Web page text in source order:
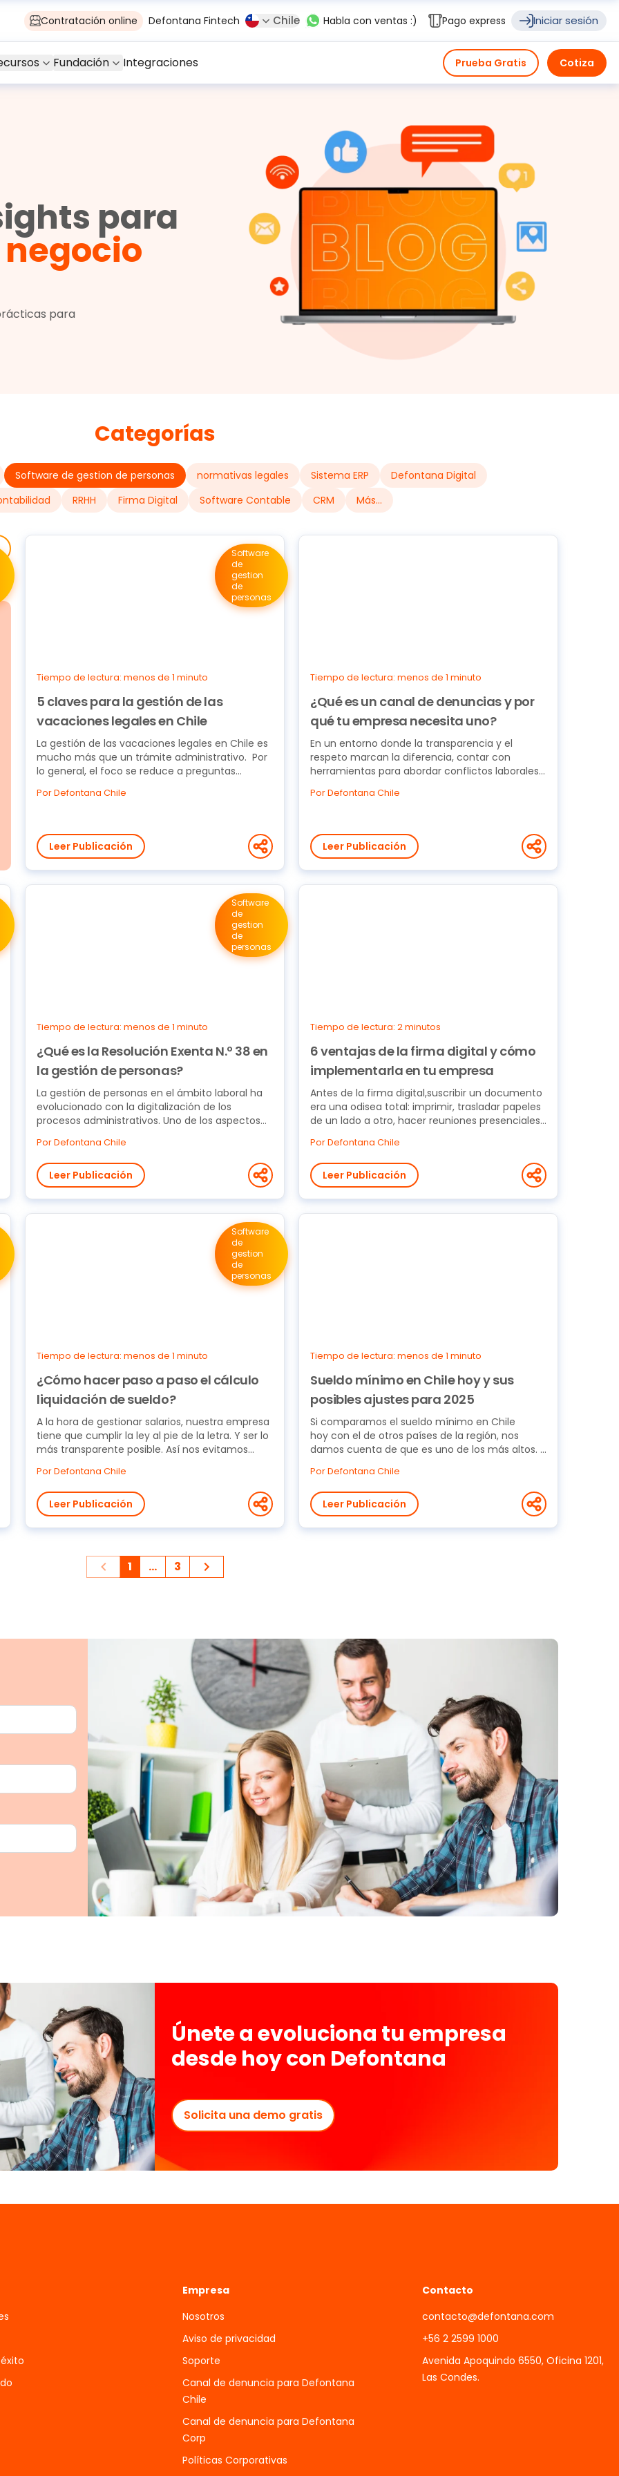
Contratación online Defontana Fintech Chile Habla con ventas :) Pago express Iniciar sesión
Prueba Gratis Cotiza
Fundación Integraciones
para
para
Categorías
Software de gestion de personas normativas legales Sistema ERP
Defontana Digital
RRHH Firma Digital Software Contable CRM Más...
Tiempo de lectura: menos de 1 minuto
5 claves para la gestión de las
vacaciones legales en Chile
La gestión de las vacaciones legales en Chile es
mucho más que un trámite administrativo. Por
lo general, el foco se reduce a preguntas
Por Defontana Chile
Leer Publicación
Software
de
gestion
de
personas
Tiempo de lectura: menos de 1 minuto
¿Qué es un canal de denuncias y por
qué tu empresa necesita uno?
En un entorno donde la transparencia y el
respeto marcan la diferencia, contar con
herramientas para abordar conflictos laborales
Por Defontana Chile
Leer Publicación
Tiempo de lectura: menos de 1 minuto
¿Qué es la Resolución Exenta N.º 38 en
la gestión de personas?
La gestión de personas en el ámbito laboral ha
evolucionado con la digitalización de los
procesos administrativos. Uno de los aspectos
Por Defontana Chile
Leer Publicación
Software
de
gestion
de
personas
Tiempo de lectura: 2 minutos
6 ventajas de la firma digital y cómo
implementarla en tu empresa
Antes de la firma digital,suscribir un documento
era una odisea total: imprimir, trasladar papeles
de un lado a otro, hacer reuniones presenciales...
Por Defontana Chile
Leer Publicación
Tiempo de lectura: menos de 1 minuto
¿Cómo hacer paso a paso el cálculo
liquidación de sueldo?
A la hora de gestionar salarios, nuestra empresa
tiene que cumplir la ley al pie de la letra. Y ser lo
más transparente posible. Así nos evitamos...
Por Defontana Chile
Leer Publicación
Software
de
gestion
de
personas
Tiempo de lectura: menos de 1 minuto
Sueldo mínimo en Chile hoy y sus
posibles ajustes para 2025
Si comparamos el sueldo mínimo en Chile
hoy con el de otros países de la región, nos
damos cuenta de que es uno de los más altos.
Por Defontana Chile
Leer Publicación
1 ... 3
Únete a evoluciona tu empresa
desde hoy con Defontana
Solicita una demo gratis
Empresa
Nosotros
Aviso de privacidad
Soporte
Canal de denuncia para Defontana
Chile
Canal de denuncia para Defontana
Corp
Políticas Corporativas
Contacto
contacto@defontana.com
+56 2 2599 1000
Avenida Apoquindo 6550, Oficina 1201,
Las Condes.